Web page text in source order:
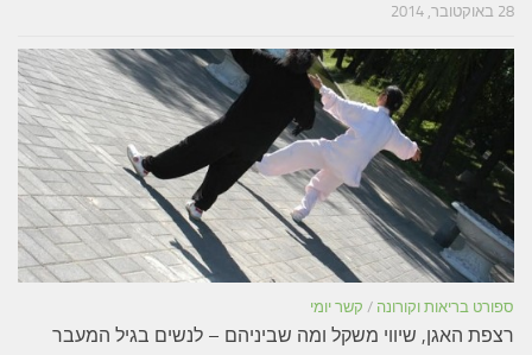
28 באוקטובר, 2014
ספורט בריאות וקורונה / קשר יומי
רצפת האגן, שיווי משקל ומה שביניהם – לנשים בגיל המעבר